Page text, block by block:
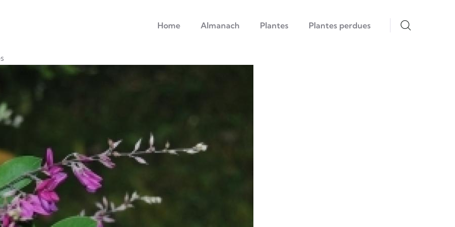
Home Almanach Plantes Plantes perdues